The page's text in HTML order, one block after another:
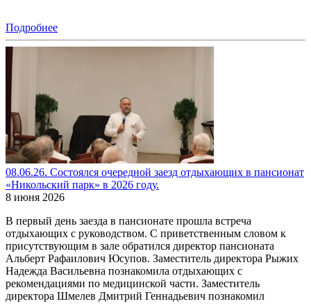
Подробнее
08.06.26. Состоялся очередной заезд отдыхающих в пансионат
«Никольский парк» в 2026 году.
8 июня 2026
В первый день заезда в пансионате прошла встреча
отдыхающих с руководством. С приветственным словом к
присутствующим в зале обратился директор пансионата
Альберт Рафаилович Юсупов. Заместитель директора Рыжих
Надежда Васильевна познакомила отдыхающих с
рекомендациями по медицинской части. Заместитель
директора Шмелев Дмитрий Геннадьевич познакомил